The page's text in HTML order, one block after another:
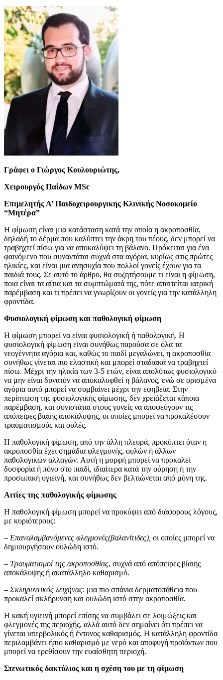
Γράφει ο Γιώργος Κουλουριώτης,
Χειρουργός Παίδων MSc
Επιμελητής Α’ Παιδοχειρουργικης Κλινικής Νοσοκομείο
“Μητέρα”
Η φίμωση είναι μια κατάσταση κατά την οποία η ακροποσθία,
δηλαδή το δέρμα που καλύπτει την άκρη του πέους, δεν μπορεί να
τραβηχτεί πίσω για να αποκαλύψει τη βάλανο. Πρόκειται για ένα
φαινόμενο που συναντάται συχνά στα αγόρια, κυρίως στις πρώτες
ηλικίες, και είναι μια ανησυχία που πολλοί γονείς έχουν για τα
παιδιά τους. Σε αυτό το άρθρο, θα συζητήσουμε τι είναι η φίμωση,
ποια είναι τα αίτια και τα συμπτώματά της, πότε απαιτείται ιατρική
παρέμβαση και τι πρέπει να γνωρίζουν οι γονείς για την κατάλληλη
φροντίδα.
Φυσιολογική φίμωση και παθολογική φίμωση
Η φίμωση μπορεί να είναι φυσιολογική ή παθολογική. Η
φυσιολογική φίμωση είναι συνήθως παρούσα σε όλα τα
νεογέννητα αγόρια και, καθώς το παιδί μεγαλώνει, η ακροποσθία
συνήθως γίνεται πιο ελαστική και μπορεί σταδιακά να τραβηχτεί
πίσω. Μέχρι την ηλικία των 3-5 ετών, είναι απολύτως φυσιολογικό
να μην είναι δυνατόν να αποκαλυφθεί η βάλανος, ενώ σε ορισμένα
αγόρια αυτό μπορεί να συμβαίνει μέχρι την εφηβεία. Στην
περίπτωση της φυσιολογικής φίμωσης, δεν χρειάζεται κάποια
παρέμβαση, και συνιστάται στους γονείς να αποφεύγουν τις
απόπειρες βίαιης αποκάλυψης, οι οποίες μπορεί να προκαλέσουν
τραυματισμούς και ουλές.
Η παθολογική φίμωση, από την άλλη πλευρά, προκύπτει όταν η
ακροποσθία έχει σημάδια φλεγμονής, ουλών ή άλλων
παθολογικών αλλαγών. Αυτή η μορφή μπορεί να προκαλεί
δυσφορία ή πόνο στο παιδί, ιδιαίτερα κατά την ούρηση ή την
προσωπική υγιεινή, και συνήθως δεν βελτιώνεται από μόνη της.
Αιτίες της παθολογικής φίμωσης
Η παθολογική φίμωση μπορεί να προκύψει από διάφορους λόγους,
με κυριότερους:
– Επαναλαμβανόμενες φλεγμονές(βαλανίτιδες), οι οποίες μπορεί να
δημιουργήσουν ουλώδη ιστό.
– Τραυματισμοί της ακροποσθίας, συχνά από απόπειρες βίαιης
αποκάλυψης ή ακατάλληλο καθαρισμό.
– Σκληρυντικός λειχήνας: μια πιο σπάνια δερματοπάθεια που
προκαλεί σκλήρυνση και ουλώδη ιστό στην ακροποσθία.
Η κακή υγιεινή μπορεί επίσης να συμβάλει σε λοιμώξεις και
φλεγμονές της περιοχής, αλλά αυτό δεν σημαίνει ότι πρέπει να
γίνεται υπερβολικός ή έντονος καθαρισμός. Η κατάλληλη φροντίδα
περιλαμβάνει ήπιο καθαρισμό με νερό και αποφυγή προϊόντων που
μπορεί να ερεθίσουν την ευαίσθητη περιοχή.
Στενωτικός δακτύλιος και η σχέση του με τη φίμωση